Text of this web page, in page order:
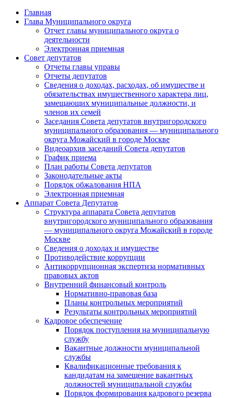
Главная
Глава Муниципального округа
Отчет главы муниципального округа о
деятельности
Электронная приемная
Совет депутатов
Отчеты главы управы
Отчеты депутатов
Сведения о доходах, расходах, об имуществе и
обязательствах имущественного характера лиц,
замещающих муниципальные должности, и
членов их семей
Заседания Совета депутатов внутригородского
муниципального образования — муниципального
округа Можайский в городе Москве
Видеоархив заседаний Совета депутатов
График приема
План работы Совета депутатов
Законодательные акты
Порядок обжалования НПА
Электронная приемная
Аппарат Совета Депутатов
Структура аппарата Совета депутатов
внутригородского муниципального образования
— муниципального округа Можайский в городе
Москве
Сведения о доходах и имуществе
Противодействие коррупции
Антикоррупционная экспертиза нормативных
правовых актов
Внутренний финансовый контроль
Нормативно-правовая база
Планы контрольных мероприятий
Результаты контрольных мероприятий
Кадровое обеспечение
Порядок поступления на муниципальную
службу
Вакантные должности муниципальной
службы
Квалификационные требования к
кандидатам на замещение вакантных
должностей муниципальной службы
Порядок формирования кадрового резерва